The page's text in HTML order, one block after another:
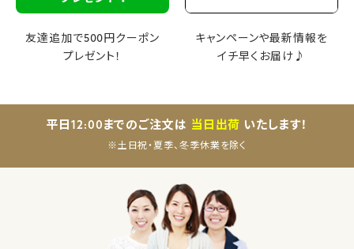
友達追加で500円クーポン
プレゼント！
キャンペーンや最新情報を
イチ早くお届け♪
平日12:00までのご注文は 当日出荷 いたします！
※土日祝・夏季、冬季休業を除く